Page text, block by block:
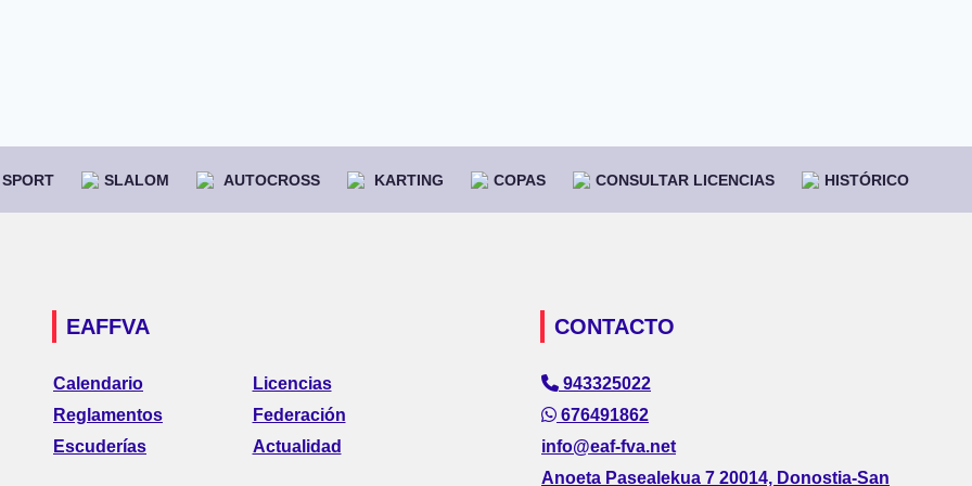
SPORT SLALOM AUTOCROSS KARTING COPAS CONSULTAR LICENCIAS HISTÓRICO
EAFFVA
Calendario
Reglamentos
Escuderías
Licencias
Federación
Actualidad
CONTACTO
943325022
676491862
info@eaf-fva.net
Anoeta Pasealekua 7 20014, Donostia-San